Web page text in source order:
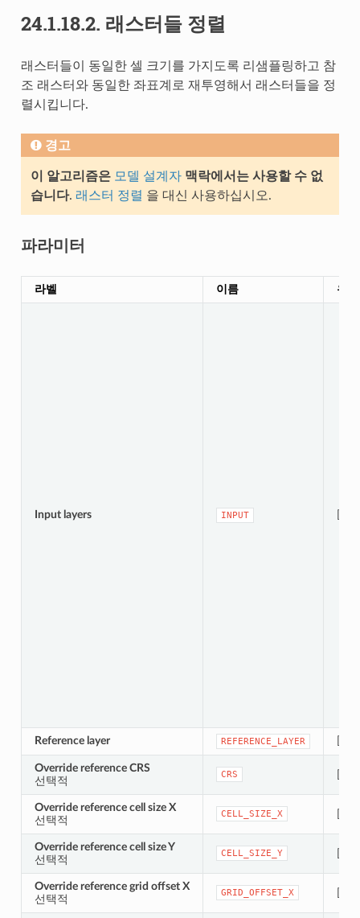
24.1.18.2. 래스터들 정렬
래스터들이 동일한 셀 크기를 가지도록 리샘플링하고 참
조 래스터와 동일한 좌표계로 재투영해서 래스터들을 정
렬시킵니다.
경고
이 알고리즘은 모델 설계자 맥락에서는 사용할 수 없
습니다. 래스터 정렬 을 대신 사용하십시오.
파라미터
라벨 이름 유형
Input layers INPUT
Reference layer REFERENCE_LAYER
Override reference CRS
선택적
CRS
Override reference cell size X
선택적
CELL_SIZE_X
Override reference cell size Y
선택적
CELL_SIZE_Y
Override reference grid offset X
선택적
GRID_OFFSET_X